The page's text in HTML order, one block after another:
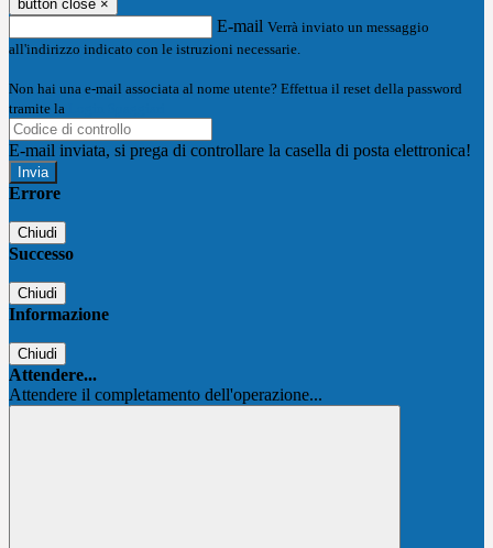
button close ×
E-mail Verrà inviato un messaggio
all'indirizzo indicato con le istruzioni necessarie.
Non hai una e-mail associata al nome utente? Effettua il reset della password
tramite la
E-mail inviata, si prega di controllare la casella di posta elettronica!
Errore
Chiudi
Successo
Chiudi
Informazione
Chiudi
Attendere...
Attendere il completamento dell'operazione...